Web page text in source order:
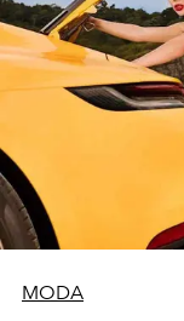
MODA